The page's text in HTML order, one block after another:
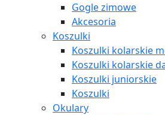
Gogle zimowe
Akcesoria
Koszulki
Koszulki kolarskie
Koszulki kolarskie
Koszulki juniorskie
Koszulki
Okulary